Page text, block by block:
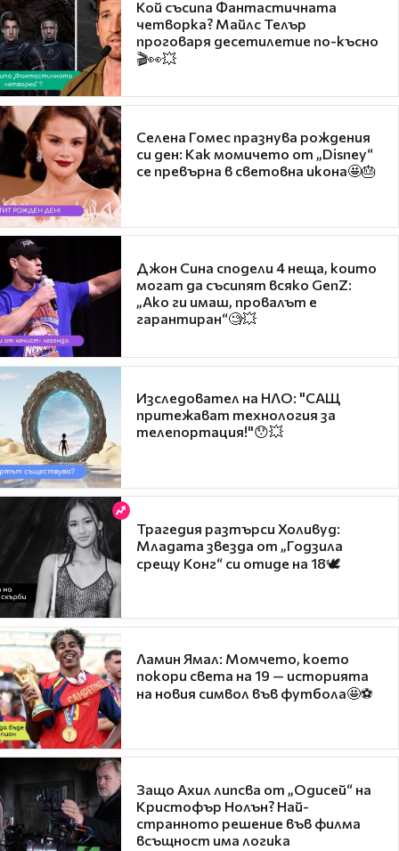
Кой съсипа Фантастичната
четворка? Майлс Телър
проговаря десетилетие по-късно
🎬👀💥
Селена Гомес празнува рождения
си ден: Как момичето от „Disney“
се превърна в световна икона🤩🎂
Джон Сина сподели 4 неща, които
могат да съсипят всяко GenZ:
„Ако ги имаш, провалът е
гарантиран“🧐💥
Изследовател на НЛО: "САЩ
притежават технология за
телепортация!"😯💥
Трагедия разтърси Холивуд:
Младата звезда от „Годзила
срещу Конг“ си отиде на 18🕊️
Ламин Ямал: Момчето, което
покори света на 19 — историята
на новия символ във футбола🤩⚽
Защо Ахил липсва от „Одисей“ на
Кристофър Нолън? Най-
странното решение във филма
всъщност има логика